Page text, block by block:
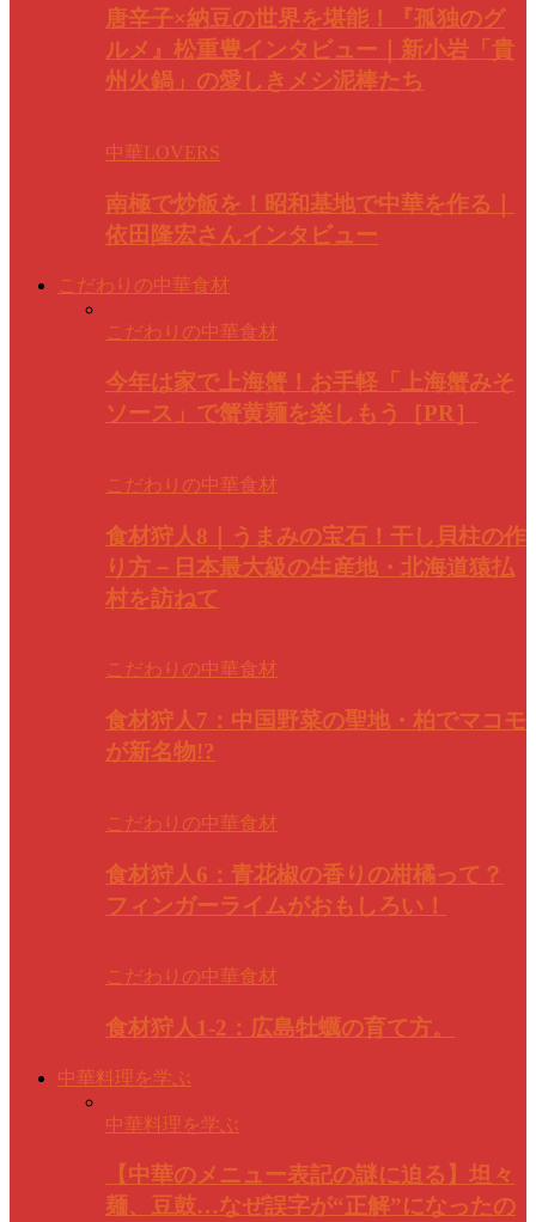
唐辛子×納豆の世界を堪能！『孤独のグ
ルメ』松重豊インタビュー｜新小岩「貴
州火鍋」の愛しきメシ泥棒たち
中華LOVERS
南極で炒飯を！昭和基地で中華を作る｜
依田隆宏さんインタビュー
こだわりの中華食材
こだわりの中華食材
今年は家で上海蟹！お手軽「上海蟹みそ
ソース」で蟹黄麺を楽しもう［PR］
こだわりの中華食材
食材狩人8｜うまみの宝石！干し貝柱の作
り方－日本最大級の生産地・北海道猿払
村を訪ねて
こだわりの中華食材
食材狩人7：中国野菜の聖地・柏でマコモ
が新名物!?
こだわりの中華食材
食材狩人6：青花椒の香りの柑橘って？
フィンガーライムがおもしろい！
こだわりの中華食材
食材狩人1-2：広島牡蠣の育て方。
中華料理を学ぶ
中華料理を学ぶ
【中華のメニュー表記の謎に迫る】坦々
麺、豆鼓…なぜ誤字が“正解”になったの